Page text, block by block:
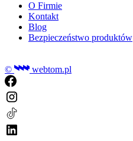
O Firmie
Kontakt
Blog
Bezpieczeństwo produktów
© webtom.pl